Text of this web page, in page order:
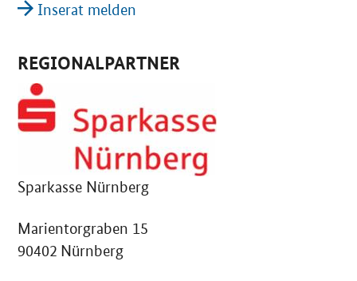
Inserat melden
REGIONALPARTNER
Sparkasse Nürnberg
Marientorgraben 15
90402 Nürnberg